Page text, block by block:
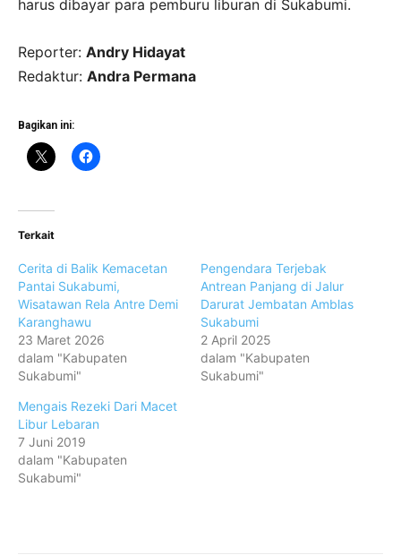
harus dibayar para pemburu liburan di Sukabumi.
Reporter: Andry Hidayat
Redaktur: Andra Permana
Bagikan ini:
Terkait
Cerita di Balik Kemacetan
Pantai Sukabumi,
Wisatawan Rela Antre Demi
Karanghawu
23 Maret 2026
dalam "Kabupaten
Sukabumi"
Pengendara Terjebak
Antrean Panjang di Jalur
Darurat Jembatan Amblas
Sukabumi
2 April 2025
dalam "Kabupaten
Sukabumi"
Mengais Rezeki Dari Macet
Libur Lebaran
7 Juni 2019
dalam "Kabupaten
Sukabumi"